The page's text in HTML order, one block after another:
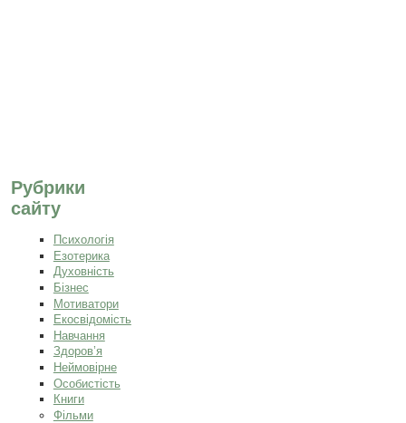
Рубрики
сайту
Психологія
Езотерика
Духовність
Бізнес
Мотиватори
Екосвідомість
Навчання
Здоров’я
Неймовірне
Особистість
Книги
Фільми